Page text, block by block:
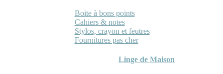
Boite à bons points
Cahiers & notes
Stylos, crayon et feutres
Fournitures pas cher
Linge de Maison